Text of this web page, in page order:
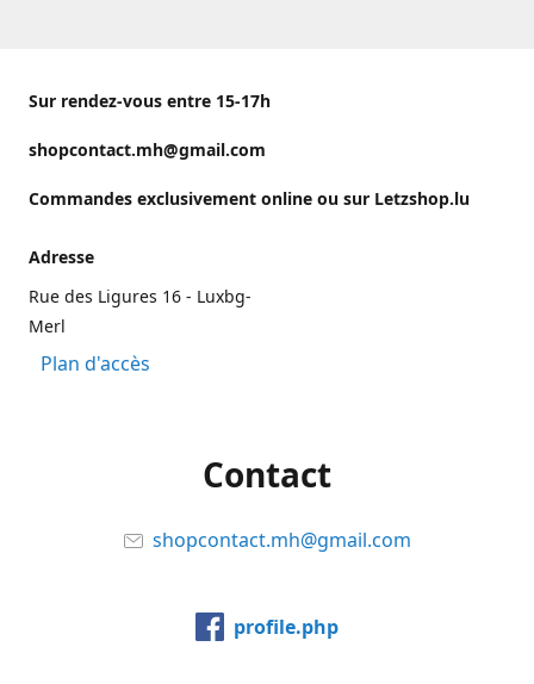
Sur rendez-vous entre 15-17h
shopcontact.mh@gmail.com
Commandes exclusivement online ou sur Letzshop.lu
Adresse
Rue des Ligures 16 - Luxbg-
Merl
Plan d'accès
Contact
shopcontact.mh@gmail.com
profile.php